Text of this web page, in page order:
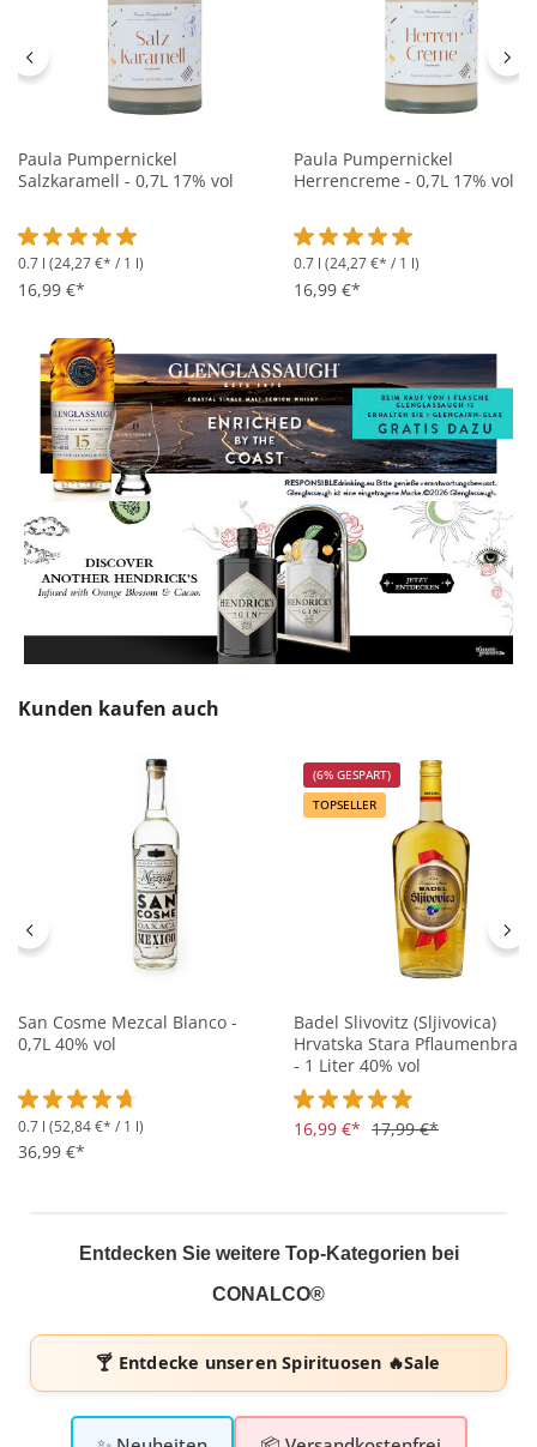
Paula Pumpernickel
Salzkaramell - 0,7L 17% vol
Durchschnittliche Bewertung von 5 von 5 Sternen
0.7 l (24,27 €* / 1 l)
16,99 €*
Paula Pumpernickel
Herrencreme - 0,7L 17% vol
Durchschnittliche
0.7 l (24,27 €* / 1 l)
16,99 €*
Produktgalerie überspringen
Kunden kaufen auch
San Cosme Mezcal Blanco -
0,7L 40% vol
Durchschnittliche Bewertung von 4.6 von 5 Sternen
0.7 l (52,84 €* / 1 l)
36,99 €*
(6% GESPART)
TOPSELLER
Badel Slivovitz (Sljivovica)
Hrvatska Stara
- 1 Liter 40% vol
Durchschnittliche
16,99 €* 17,99 €*
Entdecken Sie weitere Top-Kategorien bei
CONALCO®
🍸 Entdecke unserenSpirituosen 🔥Sale